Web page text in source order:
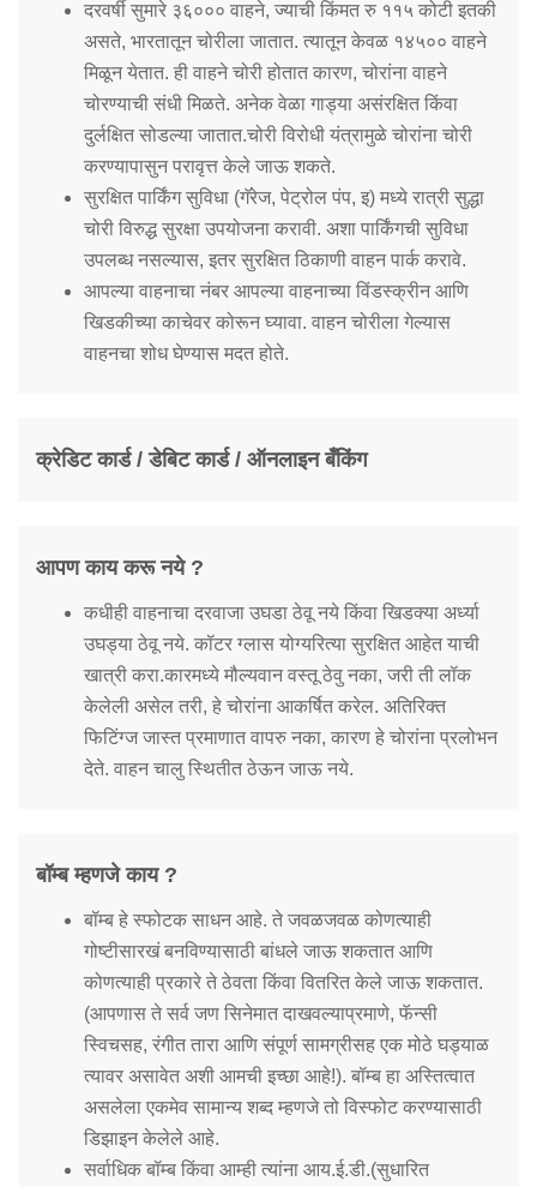
दरवर्षी सुमारे ३६००० वाहने, ज्याची किंमत रु ११५ कोटी इतकी
असते, भारतातून चोरीला जातात. त्यातून केवळ १४५०० वाहने
मिळून येतात. ही वाहने चोरी होतात कारण, चोरांना वाहने
चोरण्याची संधी मिळते. अनेक वेळा गाड्या असंरक्षित किंवा
दुर्लक्षित सोडल्या जातात.चोरी विरोधी यंत्रामुळे चोरांना चोरी
करण्यापासुन परावृत्त केले जाऊ शकते.
सुरक्षित पार्किंग सुविधा (गॅरेज, पेट्रोल पंप, इ) मध्ये रात्री सुद्धा
चोरी विरुद्ध सुरक्षा उपयोजना करावी. अशा पार्किंगची सुविधा
उपलब्ध नसल्यास, इतर सुरक्षित ठिकाणी वाहन पार्क करावे.
आपल्या वाहनाचा नंबर आपल्या वाहनाच्या विंडस्क्रीन आणि
खिडकीच्या काचेवर कोरून घ्यावा. वाहन चोरीला गेल्यास
वाहनचा शोध घेण्यास मदत होते.
क्रेडिट कार्ड / डेबिट कार्ड / ऑनलाइन बँकिंग
आपण काय करू नये ?
कधीही वाहनाचा दरवाजा उघडा ठेवू नये किंवा खिडक्या अर्ध्या
उघड्या ठेवू नये. कॉटर ग्लास योग्यरित्या सुरक्षित आहेत याची
खात्री करा.कारमध्ये मौल्यवान वस्तू ठेवु नका, जरी ती लॉक
केलेली असेल तरी, हे चोरांना आकर्षित करेल. अतिरिक्त
फिटिंग्ज जास्त प्रमाणात वापरु नका, कारण हे चोरांना प्रलोभन
देते. वाहन चालु स्थितीत ठेऊन जाऊ नये.
बॉम्ब म्हणजे काय ?
बॉम्ब हे स्फोटक साधन आहे. ते जवळजवळ कोणत्याही
गोष्टीसारखं बनविण्यासाठी बांधले जाऊ शकतात आणि
कोणत्याही प्रकारे ते ठेवता किंवा वितरित केले जाऊ शकतात.
(आपणास ते सर्व जण सिनेमात दाखवल्याप्रमाणे, फॅन्सी
स्विचसह, रंगीत तारा आणि संपूर्ण सामग्रीसह एक मोठे घड्याळ
त्यावर असावेत अशी आमची इच्छा आहे!). बॉम्ब हा अस्तित्वात
असलेला एकमेव सामान्य शब्द म्हणजे तो विस्फोट करण्यासाठी
डिझाइन केलेले आहे.
सर्वाधिक बॉम्ब किंवा आम्ही त्यांना आय.ई.डी.(सुधारित